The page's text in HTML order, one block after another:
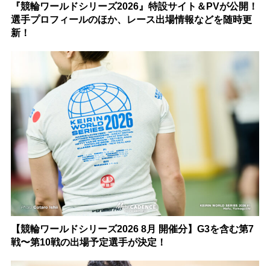
『競輪ワールドシリーズ2026』特設サイト＆PVが公開！
選手プロフィールのほか、レース出場情報などを随時更
新！
【競輪ワールドシリーズ2026 8月 開催分】G3を含む第7
戦〜第10戦の出場予定選手が決定！